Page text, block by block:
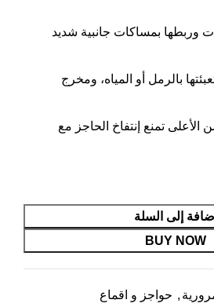
وربطها بمساكات جانبية شديد
بالرمل أو المياه، ومخرج
الأعلى تمنع إنتفاخ الحاجز مع
إضافة إلى السلة
BUY NOW
, حواجز و اقماع